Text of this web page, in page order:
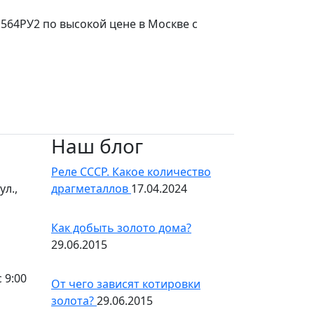
по высокой цене в Москве с
9:00
Наш блог
Реле СССР. Какое количество
драгметаллов 17.04.2024
Как добыть золото дома?
29.06.2015
От чего зависят котировки
золота?29.06.2015